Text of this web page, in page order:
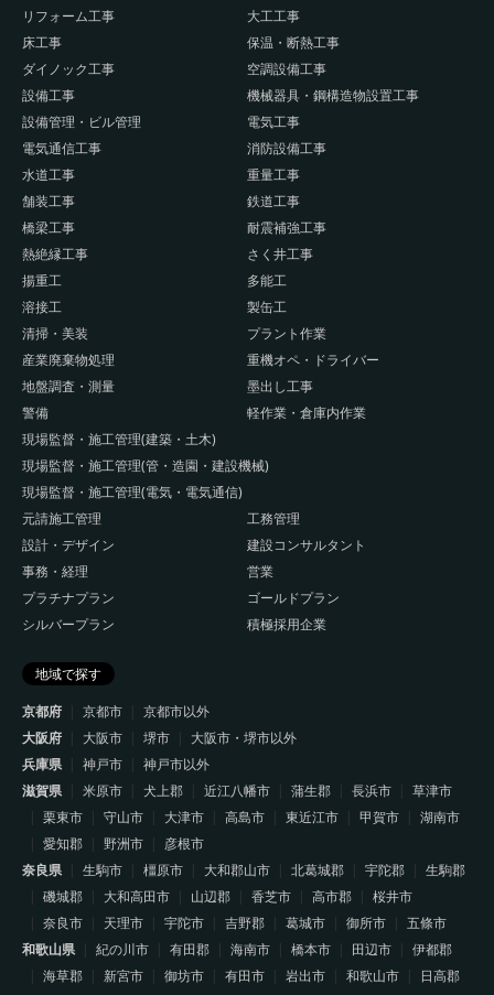
リフォーム工事
大工工事
床工事
保温・断熱工事
ダイノック工事
空調設備工事
設備工事
機械器具・鋼構造物設置工事
設備管理・ビル管理
電気工事
電気通信工事
消防設備工事
水道工事
重量工事
舗装工事
鉄道工事
橋梁工事
耐震補強工事
熱絶縁工事
さく井工事
揚重工
多能工
溶接工
製缶工
清掃・美装
プラント作業
産業廃棄物処理
重機オペ・ドライバー
地盤調査・測量
墨出し工事
警備
軽作業・倉庫内作業
現場監督・施工管理(建築・土木)
現場監督・施工管理(管・造園・建設機械)
現場監督・施工管理(電気・電気通信)
元請施工管理
工務管理
設計・デザイン
建設コンサルタント
事務・経理
営業
プラチナプラン
ゴールドプラン
シルバープラン
積極採用企業
地域で探す
京都府
京都市
京都市以外
大阪府
大阪市 堺市
大阪市・堺市以外
兵庫県
神戸市
神戸市以外
滋賀県
米原市 犬上郡 近江八幡市 蒲生郡 長浜市
草津市
栗東市
守山市 大津市 高島市 東近江市 甲賀市
湖南市
愛知郡
野洲市
彦根市
奈良県
生駒市 橿原市 大和郡山市 北葛城郡 宇陀郡
生駒郡
磯城郡
大和高田市 山辺郡 香芝市 高市郡
桜井市
奈良市
天理市 宇陀市 吉野郡 葛城市 御所市
五條市
和歌山県
紀の川市 有田郡 海南市 橋本市 田辺市
伊都郡
海草郡
新宮市 御坊市 有田市 岩出市 和歌山市
日高郡